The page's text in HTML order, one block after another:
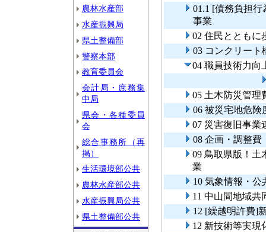
農林水産部
水産振興局
県土整備部
警察本部
教育委員会
会計局・庶務集
中局
県会・各種委員
会
総合事務所（再
掲）
生活環境部公共
農林水産部公共
水産振興局公共
県土整備部公共
01.1 [債務負担
事業
02 住民とともに
03 コンクリート
04 職員技術力向
05 土木防災管理
06 被災宅地危険
07 災害復旧事業
08 企画・調整費
09 鳥取県版！土
業
10 気象情報・
11 中山間地域共
12 [繰越明許費]
12 新技術等実現